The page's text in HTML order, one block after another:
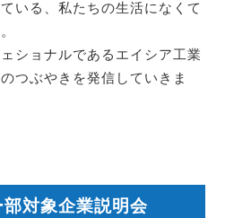
いる、私たちの生活になくて
ショナルであるエイシア工業
つぶやきを発信していきま
対象企業説明会